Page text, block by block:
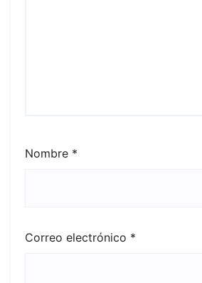
Nombre *
Correo electrónico *